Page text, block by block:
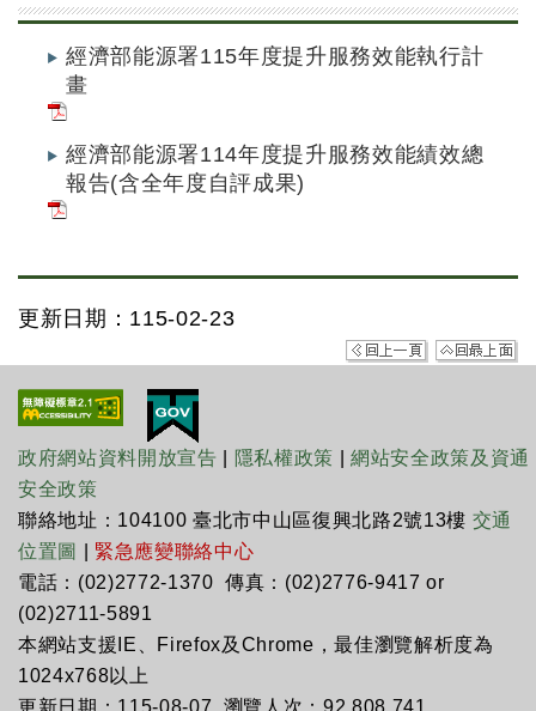
經濟部能源署115年度提升服務效能執行計
畫
經濟部能源署114年度提升服務效能績效總
報告(含全年度自評成果)
更新日期：115-02-23
政府網站資料開放宣告 隱私權政策 |網站安全政策及資通
安全政策
聯絡地址：104100 臺北市中山區復興北路2號13樓 交通
位置圖
緊急應變聯絡中心
電話：(02)2772-1370 傳真：(02)2776-9417 or
(02)2711-5891
本網站支援IE、Firefox及Chrome，最佳瀏覽解析度為
1024x768以上
更新日期：115-08-07 瀏覽人次：92,808,741